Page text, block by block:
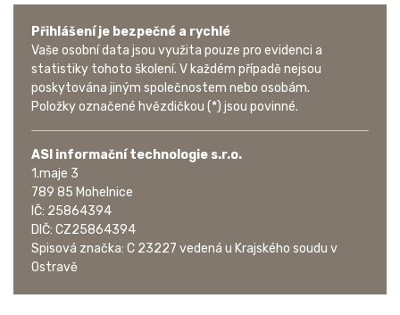
Přihlášení je bezpečné a rychlé
Vaše osobní data jsou využita pouze pro evidenci a
statistiky tohoto školení. V každém případě nejsou
poskytována jiným společnostem nebo osobám.
Položky označené hvězdičkou (*) jsou povinné.
ASI informační technologie s.r.o.
1.maje 3
789 85 Mohelnice
IČ: 25864394
DIČ: CZ25864394
Spisová značka: C 23227 vedená u Krajského soudu v
Ostravě